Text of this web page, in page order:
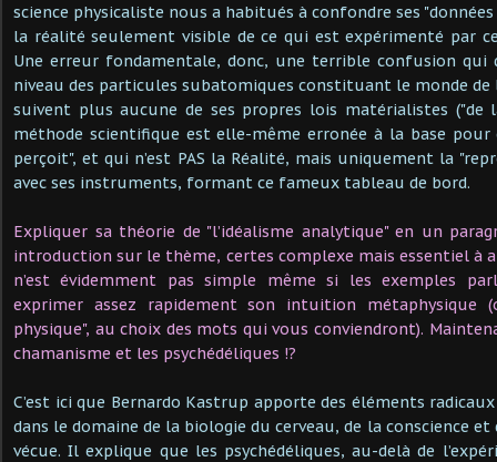
science physicaliste nous a habitués à confondre ses
la réalité seulement visible de ce qui est expérimenté par
Une erreur fondamentale, donc, une terrible confusion qui
niveau des particules subatomiques constituant le monde
suivent plus aucune de ses propres lois matérialistes ("de
méthode scientifique est elle-même erronée à la base pour
perçoit", et qui n’est PAS la Réalité, mais uniquement la
avec ses instruments, formant ce fameux tableau de bord.
Expliquer sa théorie de "l’idéalisme analytique" en un
introduction sur le thème, certes complexe mais essentiel à
n’est évidemment pas simple même si les exemples
exprimer assez rapidement son intuition métaphysique
physique", au choix des mots qui vous conviendront).
chamanisme et les psychédéliques !?
C’est ici que Bernardo Kastrup apporte des éléments
dans le domaine de la biologie du cerveau, de la conscience
vécue. Il explique que les psychédéliques, au-delà de